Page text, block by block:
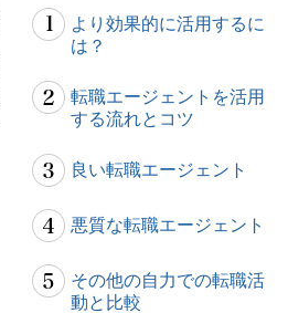
より効果的に活用するに
は？
転職エージェントを活用
する流れとコツ
良い転職エージェント
悪質な転職エージェント
その他の自力での転職活
動と比較